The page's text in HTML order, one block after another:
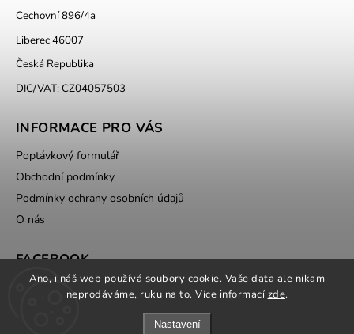
Ano, i náš web používá soubory cookie. Vaše data ale nikam
neprodáváme, ruku na to. Více informacízde.
Nastavení
Cechovní 896/4a
Liberec 46007
Česká Republika
DIC/VAT: CZ04057503
INFORMACE PRO VÁS
Poptávkový formulář
Obchodní podmínky
Podmínky ochrany osobních údajů
O nás
FACEBOOK